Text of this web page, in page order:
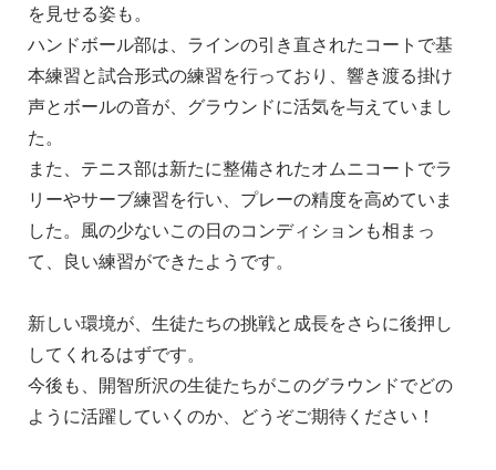
を見せる姿も。
ハンドボール部は、ラインの引き直されたコートで基
本練習と試合形式の練習を行っており、響き渡る掛け
声とボールの音が、グラウンドに活気を与えていまし
た。
また、テニス部は新たに整備されたオムニコートでラ
リーやサーブ練習を行い、プレーの精度を高めていま
した。風の少ないこの日のコンディションも相まっ
て、良い練習ができたようです。
新しい環境が、生徒たちの挑戦と成長をさらに後押し
してくれるはずです。
今後も、開智所沢の生徒たちがこのグラウンドでどの
ように活躍していくのか、どうぞご期待ください！